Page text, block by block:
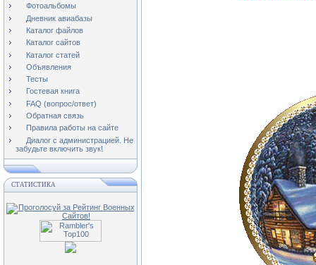
Фотоальбомы
Дневник авиабазы
Каталог файлов
Каталог сайтов
Каталог статей
Объявления
Тесты
Гостевая книга
FAQ (вопрос/ответ)
Обратная связь
Правила работы на сайте
Диалог с администрацией. Не
забудьте включить звук!
СТАТИСТИКА